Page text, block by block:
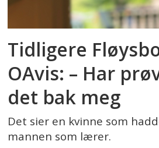
Tidligere
OAvis: – Har
det bak meg
Det sier en kvinne som
mannen som lærer.